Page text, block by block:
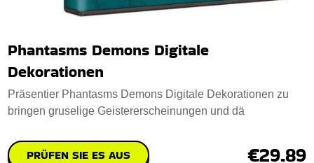
Phantasms Demons Digitale
Dekorationen
Präsentier Phantasms Demons Digitale Dekorationen zu
bringen gruselige Geistererscheinungen und dä
PRÜFEN SIE ES AUS €29.89